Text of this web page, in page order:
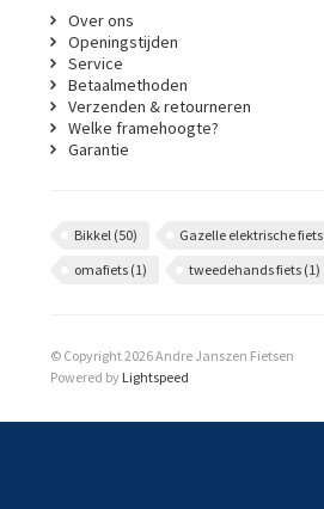
Over ons
Openingstijden
Service
Betaalmethoden
Verzenden & retourneren
Welke framehoogte?
Garantie
Bikkel (50) Gazelle elektrische fiets
omafiets (1) tweedehands fiets (1)
© Copyright 2026 Andre Janszen Fietsen
Powered by Lightspeed